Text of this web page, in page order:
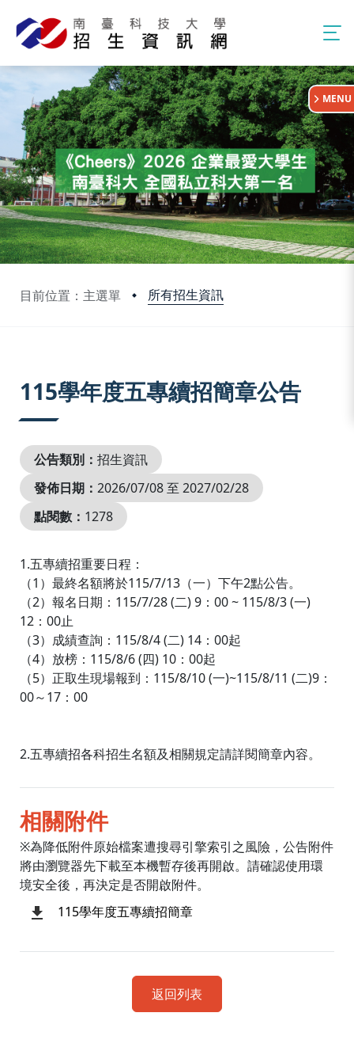
目前位置：主選單 所有招生資訊
:::
MENU
115學年度五專續招簡章公告
公告類別： 招生資訊
發佈日期： 2026/07/08 至 2027/02/28
點閱數： 1278
1.五專續招重要日程：
（1）最終名額將於115/7/13（一）下午2點公告。
（2）報名日期：115/7/28 (二) 9：00 ~ 115/8/3 (一)
12：00止
（3）成績查詢：115/8/4 (二) 14：00起
（4）放榜：115/8/6 (四) 10：00起
（5）正取生現場報到：115/8/10 (一)~115/8/11 (二)9：
00～17：00
2.五專續招各科招生名額及相關規定請詳閱簡章內容。
相關附件
※為降低附件原始檔案遭搜尋引擎索引之風險，公告附件
將由瀏覽器先下載至本機暫存後再開啟。請確認使用環
境安全後，再決定是否開啟附件。
115學年度五專續招簡章
返回列表